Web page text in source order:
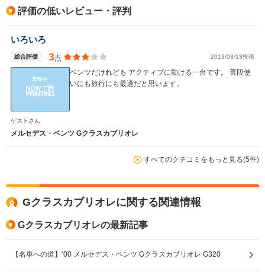
排気量 5439cc
評価の低いレビュー・評判
いろいろ
総合評価 3点 2013/03/13投稿
ベンツだけれども アクティブに動ける一台です。 普段使
いにも旅行にも最適だと思います。
ゲストさん
メルセデス・ベンツ Gクラスカブリオレ
すべてのクチコミをもっと見る(5件)
Gクラスカブリオレに関する関連情報
Gクラスカブリオレの最新記事
【名車への道】‘00 メルセデス・ベンツ Gクラスカブリオレ G320